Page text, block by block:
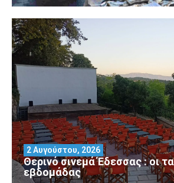
Θερινό σινεμά Έδεσσας : οι
εβδομάδας
2 Αυγούστου, 2026